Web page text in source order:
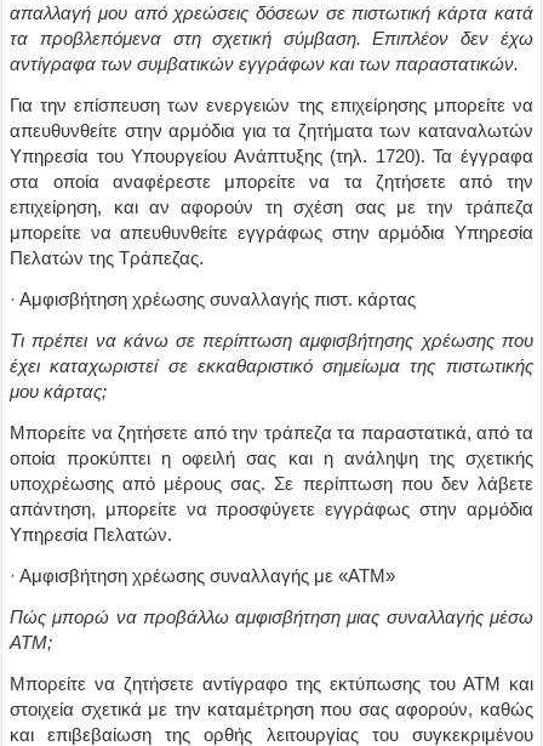
απαλλαγή μου από χρεώσεις δόσεων σε πιστωτική κάρτα κατά
τα προβλεπόμενα στη σχετική σύμβαση. Επιπλέον δεν έχω
αντίγραφα των συμβατικών εγγράφων και των παραστατικών.
Για την επίσπευση των ενεργειών της επιχείρησης μπορείτε να
απευθυνθείτε στην αρμόδια για τα ζητήματα των καταναλωτών
Υπηρεσία του Υπουργείου Ανάπτυξης (τηλ. 1720). Τα έγγραφα
στα οποία αναφέρεστε μπορείτε να τα ζητήσετε από την
επιχείρηση, και αν αφορούν τη σχέση σας με την τράπεζα
μπορείτε να απευθυνθείτε εγγράφως στην αρμόδια Υπηρεσία
Πελατών της Τράπεζας.
· Αμφισβήτηση χρέωσης συναλλαγής πιστ. κάρτας
Τι πρέπει να κάνω σε περίπτωση αμφισβήτησης χρέωσης που
έχει καταχωριστεί σε εκκαθαριστικό σημείωμα της πιστωτικής
μου κάρτας;
Μπορείτε να ζητήσετε από την τράπεζα τα παραστατικά, από τα
οποία προκύπτει η οφειλή σας και η ανάληψη της σχετικής
υποχρέωσης από μέρους σας. Σε περίπτωση που δεν λάβετε
απάντηση, μπορείτε να προσφύγετε εγγράφως στην αρμόδια
Υπηρεσία Πελατών.
· Αμφισβήτηση χρέωσης συναλλαγής με «ΑΤΜ»
Πώς μπορώ να προβάλλω αμφισβήτηση μιας συναλλαγής μέσω
ΑΤΜ;
Μπορείτε να ζητήσετε αντίγραφο της εκτύπωσης του ΑΤΜ και
στοιχεία σχετικά με την καταμέτρηση που σας αφορούν, καθώς
και επιβεβαίωση της ορθής λειτουργίας του συγκεκριμένου